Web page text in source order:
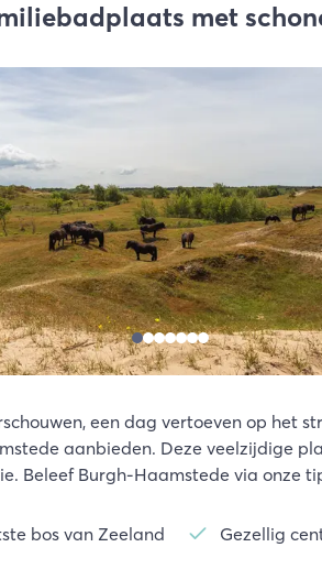
met
een dag vertoeven op het
aanbieden. Deze veelzijdige
Beleef Burgh-Haamstede via onze
bos van Zeeland Gezellig